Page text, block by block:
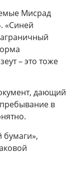
Мисрад
«Синей
– это тоже
дающий
в
бумаги»,